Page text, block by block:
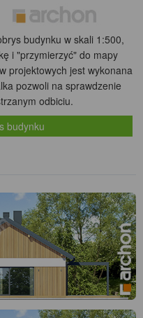
budynku w skali 1:500,
i "przymierzyć" do mapy
projektowych jest wykonana
pozwoli na sprawdzenie
odbiciu.
budynku